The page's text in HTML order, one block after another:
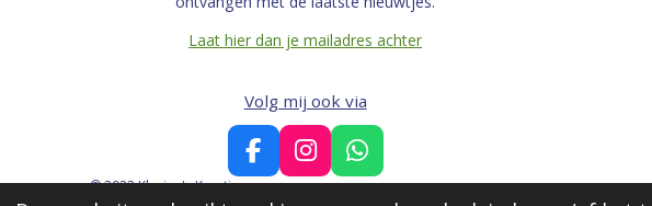
Laat hier dan je mailadres achter
Volg mij ook via
F
a
I
n
W
h
© 2022 Klazien's Kreatie